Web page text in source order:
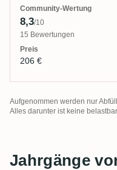
8,3/10
15 Bewertungen
206 €
Aufgenommen werden nur
Alles darunter ist keine
Jahrgänge